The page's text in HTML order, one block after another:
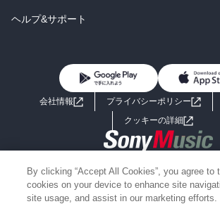
BL・TL
雑誌・グラビア
ラノベ
コミック
ライトノベル 男子向けラ
小説
海外小説
ミステリー SF
ヘルプ&サポート
よくあるご質問 お問い合わせ
会社情報 プライバシーポリシー
クッキーの詳細
Copyright 2017 - 2026 Sony Music
Information on the site is for the Japan
powered by
By clicking “Accept All Cookies”, you agree to
cookies on your device to enhance site
site usage, and assist in our marketing efforts.